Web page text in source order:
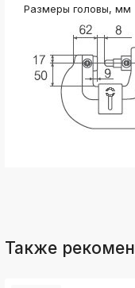
k
Размеры головы, мм
Также